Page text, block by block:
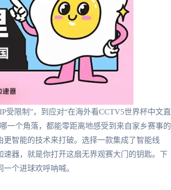
受限制”，到应对“在海外看CCTV5世界杯中文直
一个角落，都能零距离地感受到来自家乡赛事的
智能的技术来打破。选择一款集成了智能线
器，就是你打开这扇无界观赛大门的钥匙。下
个进球欢呼呐喊。